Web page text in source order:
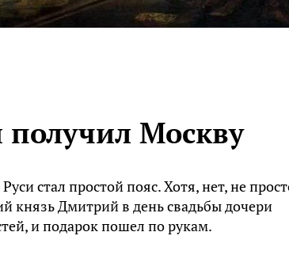
Москву
стал простой пояс. Хотя, нет, не
князь Дмитрий в день свадьбы дочери
и подарок пошел по рукам.